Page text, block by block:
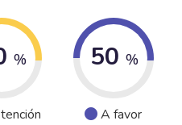
% 50 %
A favor